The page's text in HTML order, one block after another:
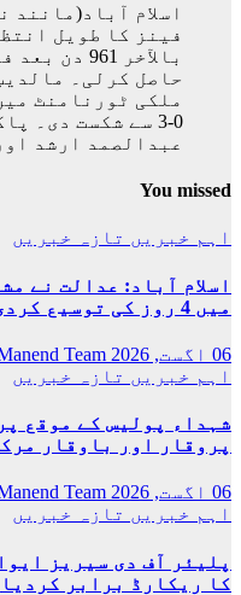
سے
باہر
اسلام
فینز کا طویل
بالآخر
حاصل کرلی۔
ملکی ٹورنامنٹ
0-3 سے شکست دی۔
عبدالصمد ارشد
You missed
اہم خبریں تازہ خبریں
اسلام آباد: عدالت نے
میں 4 روز کی توسیع کردی
06 اگست, 2026
Team
اہم خبریں تازہ خبریں
شہداء پولیس کے موقع
پروقار اور باوقار
06 اگست, 2026
Team
اہم خبریں تازہ خبریں
پلیئر آف دی سیریز
کا ریکارڈ برابر کردیا